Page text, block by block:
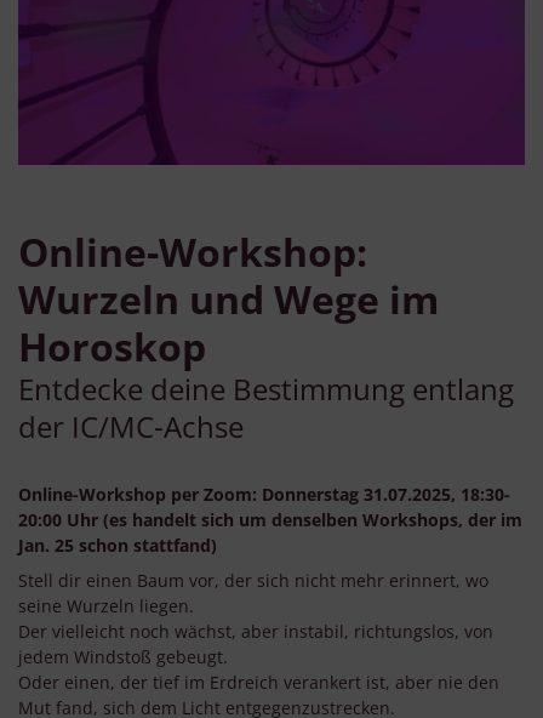
Online-Workshop:
Wurzeln und Wege im
Horoskop
Entdecke deine Bestimmung entlang
der IC/MC-Achse
Online-Workshop per Zoom: Donnerstag 31.07.2025, 18:30-
20:00 Uhr (es handelt sich um denselben Workshops, der im
Jan. 25 schon stattfand)
Stell dir einen Baum vor, der sich nicht mehr erinnert, wo
seine Wurzeln liegen.
Der vielleicht noch wächst, aber instabil, richtungslos, von
jedem Windstoß gebeugt.
Oder einen, der tief im Erdreich verankert ist, aber nie den
Mut fand, sich dem Licht entgegenzustrecken.